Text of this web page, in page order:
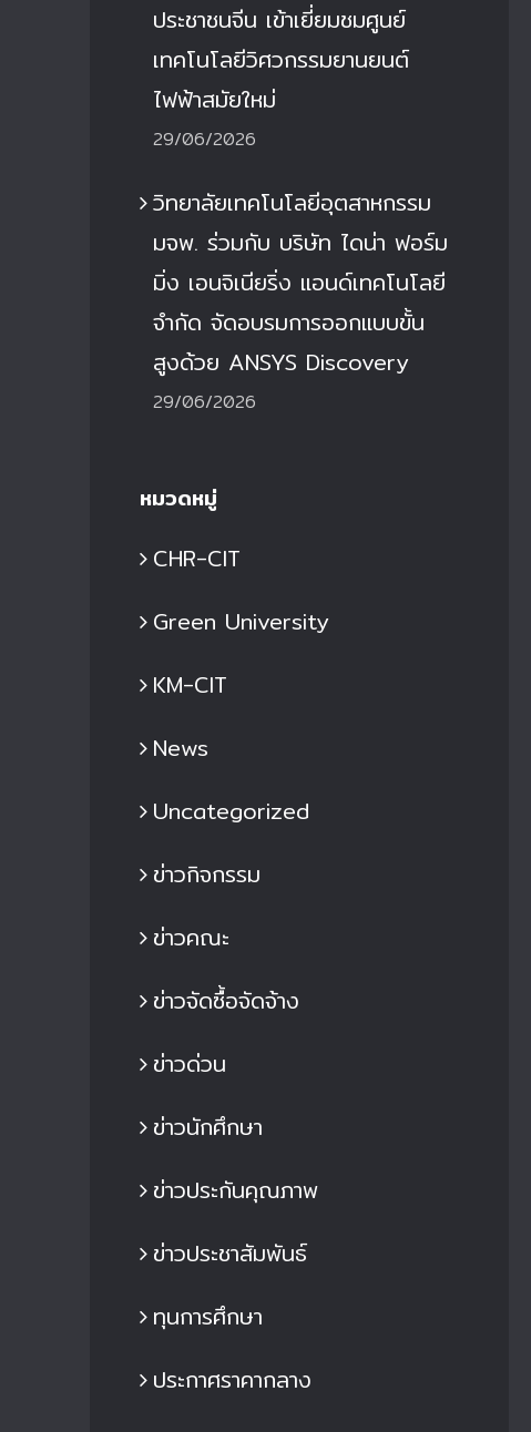
ร่วมกับ บริษัท ไดน่า ฟอร์มมิ่ง เอนจิเนีย
ริ่ง แอนด์เทคโนโลยี จำกัด จัดอบรม
ประชาชนจีน เข้าเยี่ยมชมศูนย์
เทคโนโลยีวิศวกรรมยานยนต์
ไฟฟ้าสมัยใหม่
29/06/2026
วิทยาลัยเทคโนโลยีอุตสาหกรรม
มจพ. ร่วมกับ บริษัท ไดน่า ฟอร์ม
มิ่ง เอนจิเนียริ่ง แอนด์เทคโนโลยี
จำกัด จัดอบรมการออกแบบขั้น
สูงด้วย ANSYS Discovery
29/06/2026
หมวดหมู่
CHR-CIT
Green University
KM-CIT
News
Uncategorized
ข่าวกิจกรรม
ข่าวคณะ
ข่าวจัดซื้อจัดจ้าง
ข่าวด่วน
ข่าวนักศึกษา
ข่าวประกันคุณภาพ
ข่าวประชาสัมพันธ์
ทุนการศึกษา
ประกาศราคากลาง